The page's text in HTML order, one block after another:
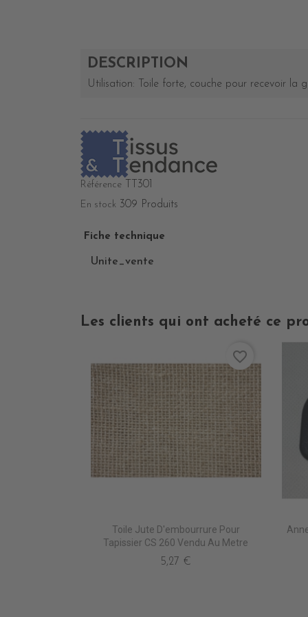
DESCRIPTION
Utilisation: Toile forte, couche pour recevoir la
Référence TT301
En stock 309 Produits
Fiche technique
Unite_vente
Les clients qui ont acheté ce
Toile Jute D'embourrure Pour
Tapissier CS 260 Vendu Au Metre
5,27 €
favorite_border